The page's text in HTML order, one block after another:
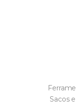
Sacos